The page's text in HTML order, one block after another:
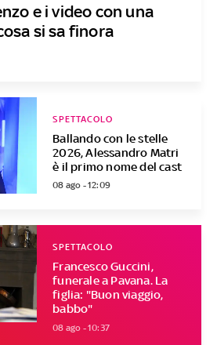
e i video con una
si sa finora
Ballando con le stelle
2026, Alessandro Matri
è il primo nome del cast
SPETTACOLO
08 ago - 12:09
Francesco Guccini,
funerale a Pavana. La
figlia: "Buon viaggio,
babbo"
SPETTACOLO
08 ago - 10:37